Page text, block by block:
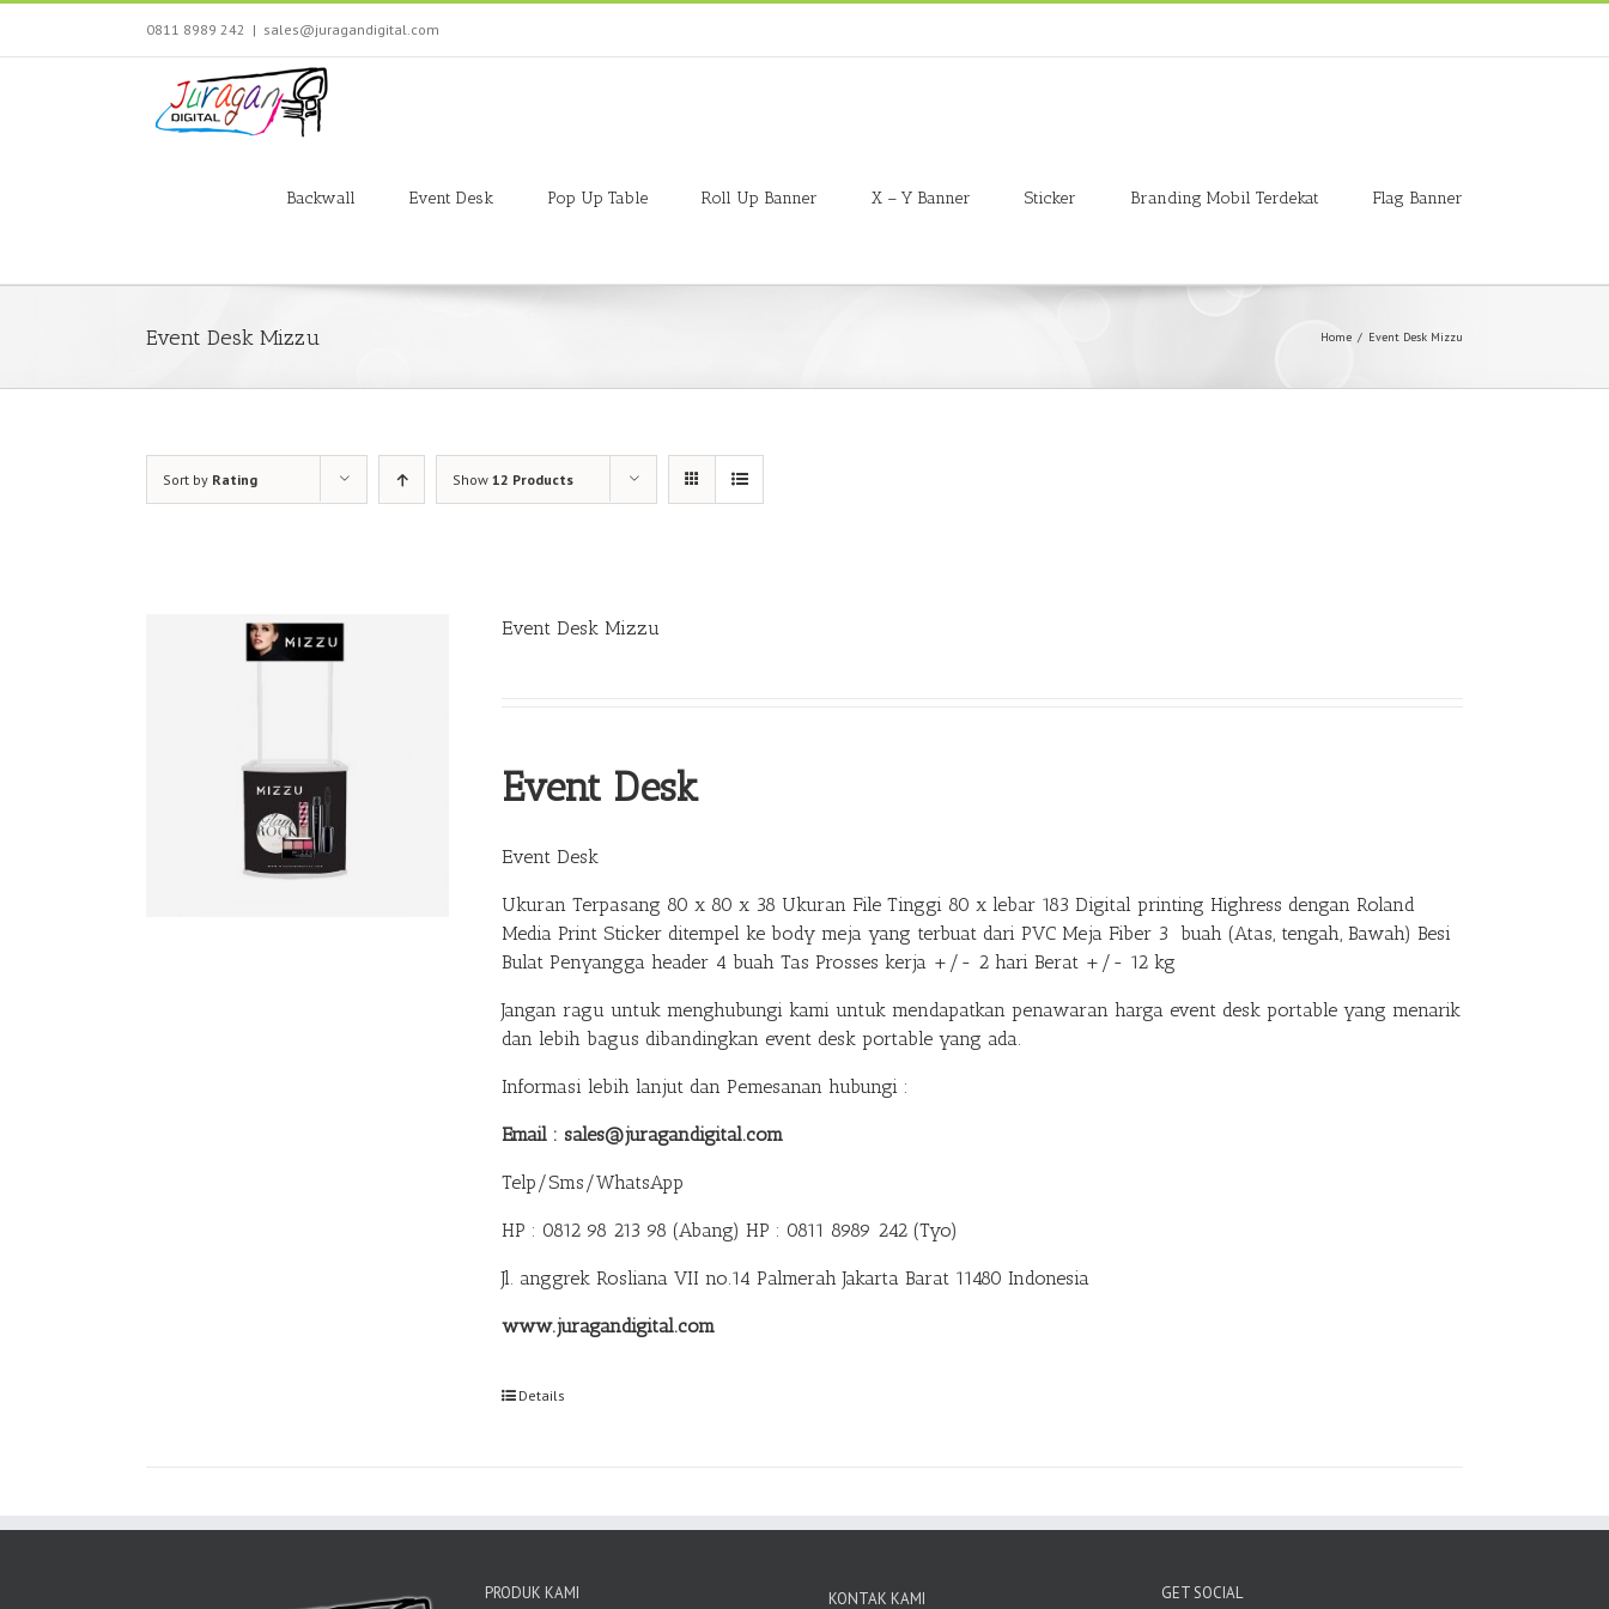
Skip
content
0811 8989 242 | sales@juragandigital.com
Backwall
Event Desk Pop Up Table Roll Up Banner X – Y Banner Sticker Branding Mobil Terdekat Flag Banner
Event Desk Mizzu Home / Event Desk Mizzu
Sort by Rating Show 12 Products
Event Desk Mizzu
Event Desk
Event Desk
Ukuran Terpasang 80 x 80 x 38 Ukuran File Tinggi 80 x lebar 183 Digital printing Highress dengan Roland
Media Print Sticker ditempel ke body meja yang terbuat dari PVC Meja Fiber 3 buah (Atas, tengah, Bawah) Besi
Bulat Penyangga header 4 buah Tas Prosses kerja +/- 2 hari Berat +/- 12 kg
Jangan ragu untuk menghubungi kami untuk mendapatkan penawaran harga event desk portable yang menarik
dan lebih bagus dibandingkan event desk portable yang ada.
Informasi lebih lanjut dan Pemesanan hubungi :
Email : sales@juragandigital.com
Telp/Sms/WhatsApp
HP : 0812 98 213 98 (Abang) HP : 0811 8989 242 (Tyo)
Jl. anggrek Rosliana VII no.14 Palmerah Jakarta Barat 11480 Indonesia
www.juragandigital.com
Details
PRODUK KAMI KONTAK KAMI GET SOCIAL